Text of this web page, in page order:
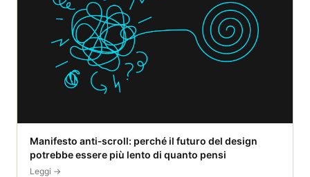
Manifesto anti‑scroll: perché il futuro del design
potrebbe essere più lento di quanto pensi
Leggi →